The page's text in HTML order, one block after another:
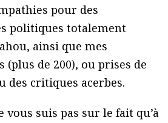
pour des
politiques totalement
ainsi que mes
de 200), ou prises de
des critiques acerbes.
vous suis pas sur le fait qu’à